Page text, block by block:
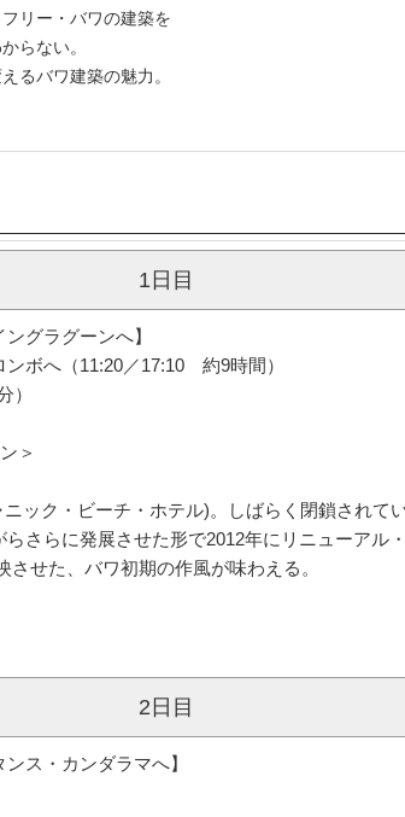
リー・バワの建築を
らない。
るバワ建築の魅力。
1日目
グラグーンへ】
ボへ（11:20／17:10 約9時間）
）
＞
ック・ビーチ・ホテル)。しばらく閉鎖されて
さらに発展させた形で2012年にリニューアル
せた、バワ初期の作風が味わえる。
2日目
ス・カンダラマへ】